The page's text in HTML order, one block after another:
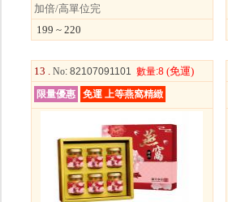
加倍/高單位完
199 ~ 220
13 . No: 82107091101 數量:8(免運)
限量優惠 免運 上等燕窩精緻